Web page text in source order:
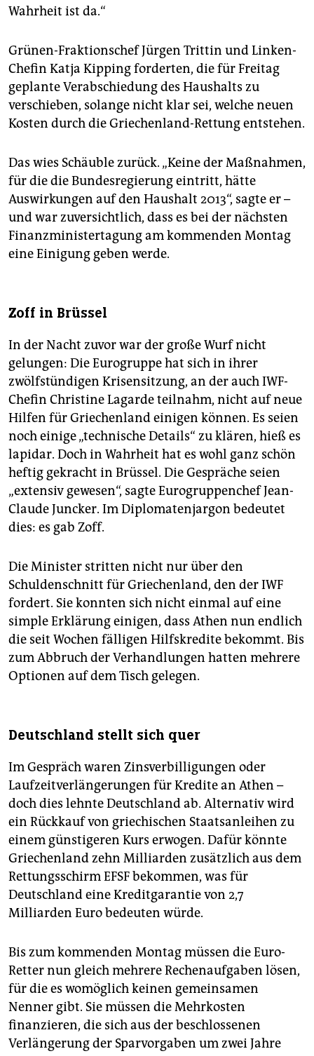
Wahrheit ist da.“
Grünen-Fraktionschef Jürgen Trittin und Linken-
Chefin Katja Kipping forderten, die für Freitag
geplante Verabschiedung des Haushalts zu
verschieben, solange nicht klar sei, welche neuen
Kosten durch die Griechenland-Rettung entstehen.
Das wies Schäuble zurück. „Keine der Maßnahmen,
für die die Bundesregierung eintritt, hätte
Auswirkungen auf den Haushalt 2013“, sagte er –
und war zuversichtlich, dass es bei der nächsten
Finanzministertagung am kommenden Montag
eine Einigung geben werde.
Zoff in Brüssel
In der Nacht zuvor war der große Wurf nicht
gelungen: Die Eurogruppe hat sich in ihrer
zwölfstündigen Krisensitzung, an der auch IWF-
Chefin Christine Lagarde teilnahm, nicht auf neue
Hilfen für Griechenland einigen können. Es seien
noch einige „technische Details“ zu klären, hieß es
lapidar. Doch in Wahrheit hat es wohl ganz schön
heftig gekracht in Brüssel. Die Gespräche seien
„extensiv gewesen“, sagte Eurogruppenchef Jean-
Claude Juncker. Im Diplomatenjargon bedeutet
dies: es gab Zoff.
Die Minister stritten nicht nur über den
Schuldenschnitt für Griechenland, den der IWF
fordert. Sie konnten sich nicht einmal auf eine
simple Erklärung einigen, dass Athen nun endlich
die seit Wochen fälligen Hilfskredite bekommt. Bis
zum Abbruch der Verhandlungen hatten mehrere
Optionen auf dem Tisch gelegen.
Deutschland stellt sich quer
Im Gespräch waren Zinsverbilligungen oder
Laufzeitverlängerungen für Kredite an Athen –
doch dies lehnte Deutschland ab. Alternativ wird
ein Rückkauf von griechischen Staatsanleihen zu
einem günstigeren Kurs erwogen. Dafür könnte
Griechenland zehn Milliarden zusätzlich aus dem
Rettungsschirm EFSF bekommen, was für
Deutschland eine Kreditgarantie von 2,7
Milliarden Euro bedeuten würde.
Bis zum kommenden Montag müssen die Euro-
Retter nun gleich mehrere Rechenaufgaben lösen,
für die es womöglich keinen gemeinsamen
Nenner gibt. Sie müssen die Mehrkosten
finanzieren, die sich aus der beschlossenen
Verlängerung der Sparvorgaben um zwei Jahre